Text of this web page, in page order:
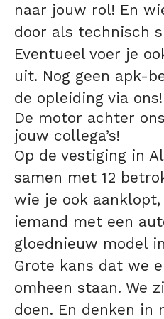
naar jouw rol! En
door als technisch
Eventueel voer je
uit. Nog geen apk-
de opleiding via ons!
De motor achter
jouw collega’s!
Op de vestiging in
samen met 12
wie je ook
iemand met een
gloednieuw model
Grote kans dat we
omheen staan. We
doen. En denken in